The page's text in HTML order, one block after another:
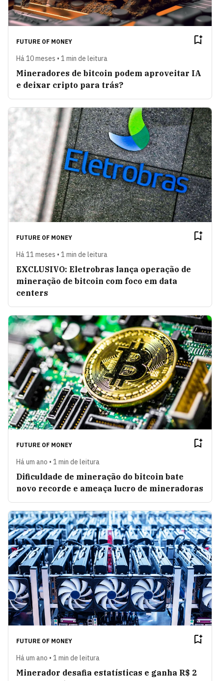
FUTURE OF MONEY
Há 10 meses • 1 min de leitura
Mineradores de bitcoin podem aproveitar IA
e deixar cripto para trás?
FUTURE OF MONEY
Há 11 meses • 1 min de leitura
EXCLUSIVO: Eletrobras lança operação de
mineração de bitcoin com foco em data
centers
FUTURE OF MONEY
Há um ano • 1 min de leitura
Dificuldade de mineração do bitcoin bate
novo recorde e ameaça lucro de mineradoras
FUTURE OF MONEY
Há um ano • 1 min de leitura
Minerador desafia estatísticas e ganha R$ 2